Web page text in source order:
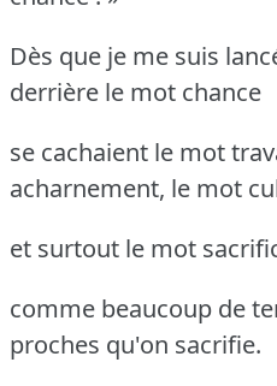
Dès que je me suis
derrière le mot chance
se cachaient le mot
acharnement, le mot
et surtout le mot
comme beaucoup de
proches qu'on sacrifie.